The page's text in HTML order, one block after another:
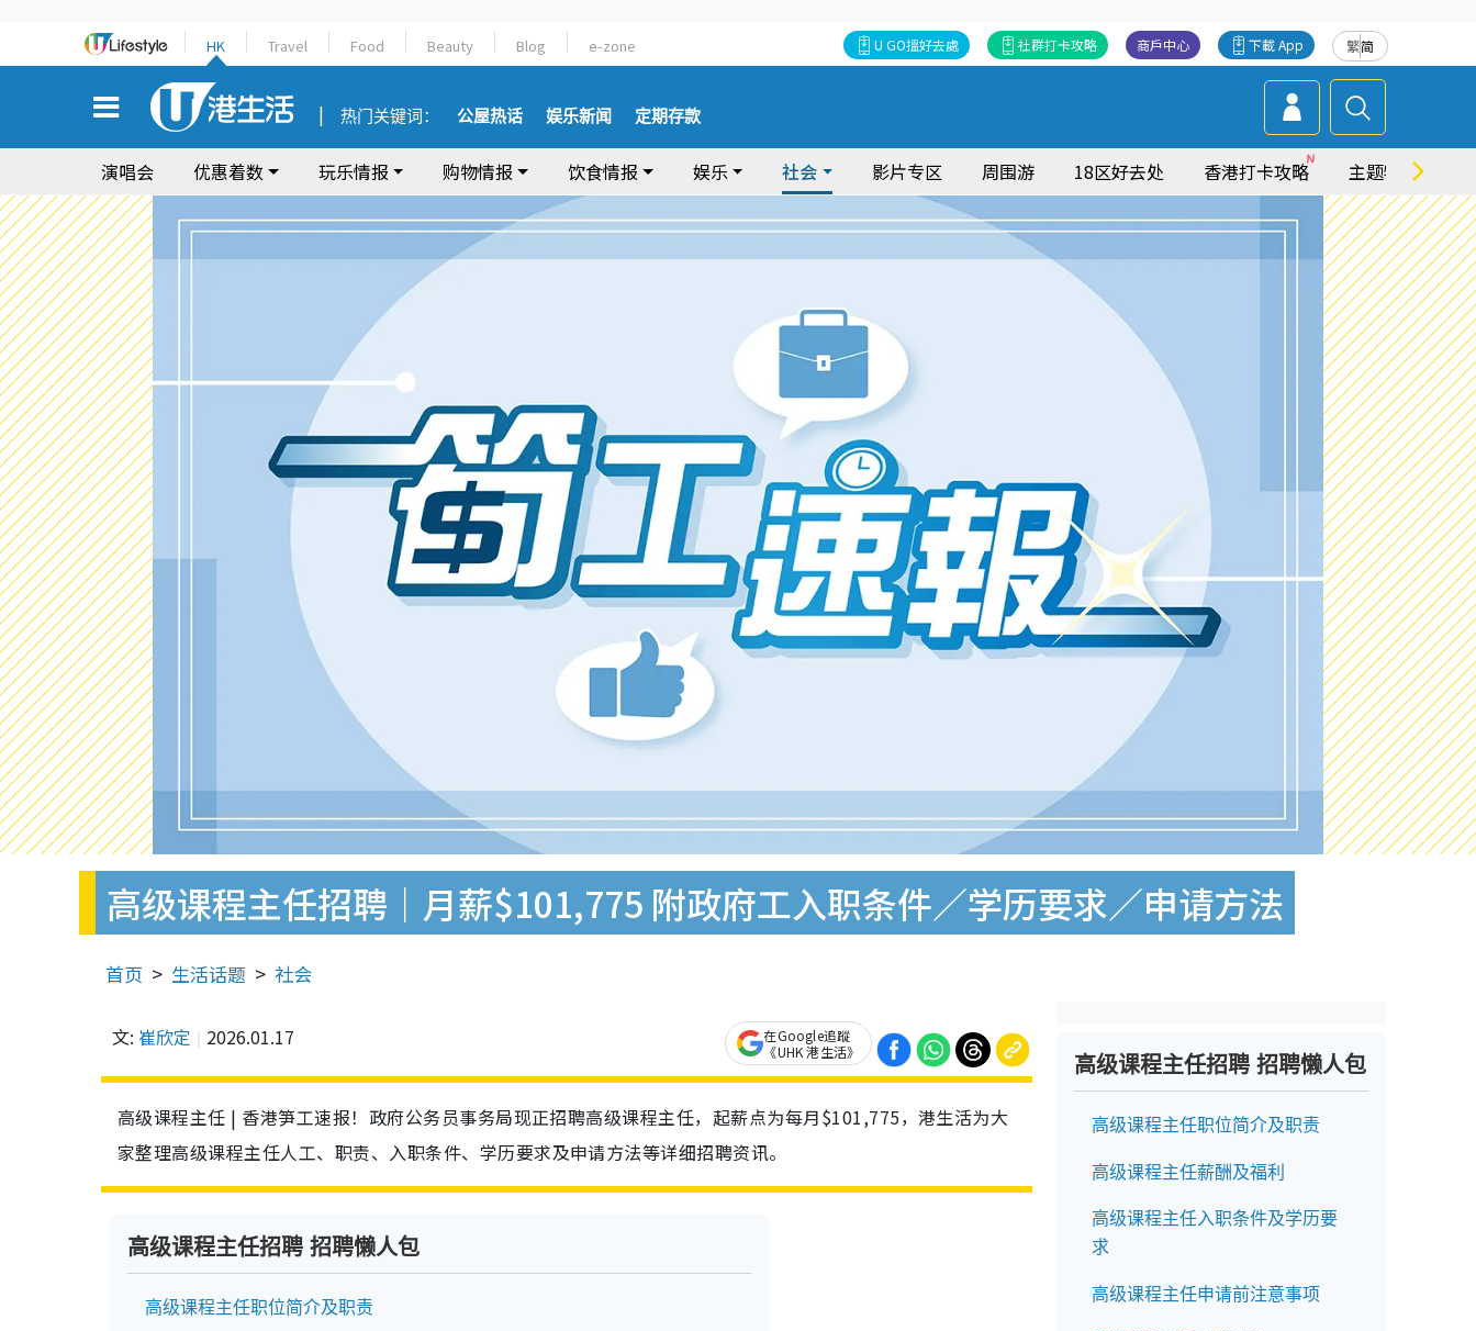
HK Travel Food Beauty Blog e-zone 繁简
下載 App
商戶中心
社群打卡攻略
U GO搵好去處
热门关键词： 公屋热话 娱乐新闻 定期存款
演唱会 优惠着数 玩乐情报 购物情报 饮食情报 娱乐 社会 影片专区 周围游 18区好去处 香港打卡攻略 主题特集
高级课程主任招聘｜月薪$101,775 附政府工入职条件／学历要求／申请方法
首页 生活话题 社会
文: 崔欣定 2026.01.17
在Google追蹤
《UHK 港生活》
高级课程主任 | 香港笋工速报！政府公务员事务局现正招聘高级课程主任，起薪点为每月$101,775，港生活为大
家整理高级课程主任人工、职责、入职条件、学历要求及申请方法等详细招聘资讯。
高级课程主任招聘 招聘懒人包
高级课程主任职位简介及职责
高级课程主任招聘 招聘懒人包
高级课程主任职位简介及职责
高级课程主任薪酬及福利
高级课程主任入职条件及学历要
求
高级课程主任申请前注意事项